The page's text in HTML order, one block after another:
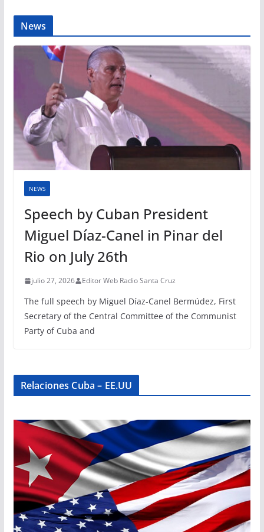
News
NEWS
Speech by Cuban President
Miguel Díaz-Canel in Pinar del
Rio on July 26th
julio 27, 2026 Editor Web Radio Santa Cruz
The full speech by Miguel Díaz-Canel Bermúdez, First
Secretary of the Central Committee of the Communist
Party of Cuba and
Relaciones Cuba – EE.UU